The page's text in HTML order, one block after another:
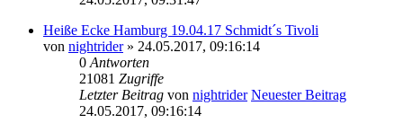
Heiße Ecke Hamburg 19.04.17 Schmidt´s Tivoli
von nightrider» 24.05.2017, 09:16:14
0 Antworten
21081 Zugriffe
Letzter Beitrag von nightrider Neuester Beitrag
24.05.2017, 09:16:14